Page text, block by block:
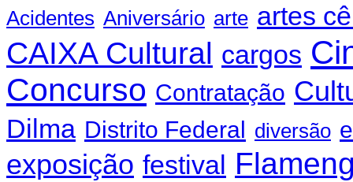
Acidentes Aniversário arte artes
CAIXA Cultural cargos
Concurso Contratação
Dilma Distrito Federal diversão
exposição festival